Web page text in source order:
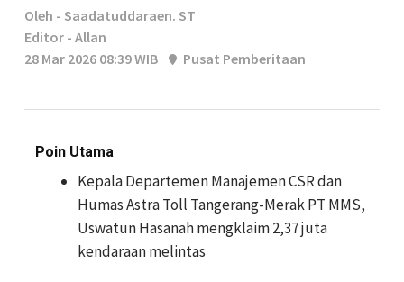
Oleh - Saadatuddaraen. ST
Editor - Allan
28 Mar 2026 08:39 WIB
Pusat Pemberitaan
Poin Utama
Kepala Departemen Manajemen CSR dan
Humas Astra Toll Tangerang-Merak PT MMS,
Uswatun Hasanah mengklaim 2,37 juta
kendaraan melintas